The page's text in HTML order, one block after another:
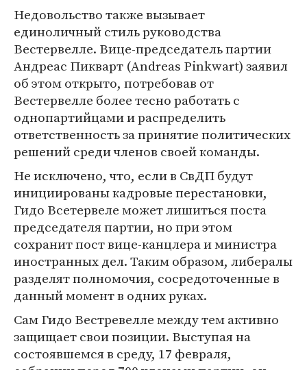
Недовольство также вызывает
единоличный стиль руководства
Вестервелле. Вице-председатель партии
Андреас Пикварт (Andreas Pinkwart) заявил
об этом открыто, потребовав от
Вестервелле более тесно работать с
однопартийцами и распределить
ответственность за принятие политических
решений среди членов своей команды.
Не исключено, что, если в СвДП будут
инициированы кадровые перестановки,
Гидо Всетервеле может лишиться поста
председателя партии, но при этом
сохранит пост вице-канцлера и министра
иностранных дел. Таким образом, либералы
разделят полномочия, сосредоточенные в
данный момент в одних руках.
Сам Гидо Вестревелле между тем активно
защищает свои позиции. Выступая на
состоявшемся в среду, 17 февраля,